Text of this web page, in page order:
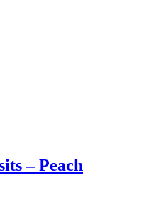
– Peach